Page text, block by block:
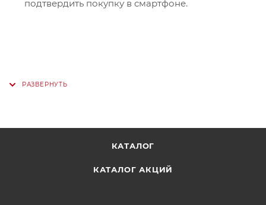
подтвердить покупку в смартфоне.
КАТАЛОГ
КАТАЛОГ АКЦИЙ